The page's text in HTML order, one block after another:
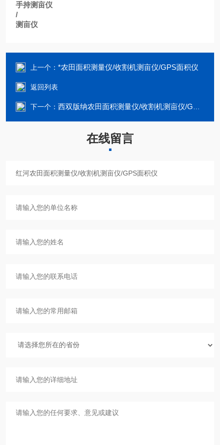
手持测亩仪
/
测亩仪
上一个： *农田面积测量仪/收割机测亩仪/GPS面积仪
返回列表
下一个： 西双版纳农田面积测量仪/收割机测亩仪/GPS面积仪
在线留言